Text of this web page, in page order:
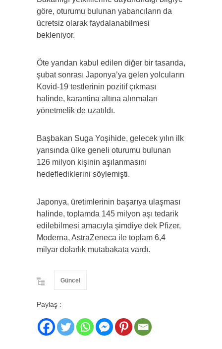
göre, oturumu bulunan yabancıların da
ücretsiz olarak faydalanabilmesi
bekleniyor.
Öte yandan kabul edilen diğer bir tasarıda,
şubat sonrası Japonya’ya gelen yolcuların
Kovid-19 testlerinin pozitif çıkması
halinde, karantina altına alınmaları
yönetmelik de uzatıldı.
Başbakan Suga Yoşihide, gelecek yılın ilk
yarısında ülke geneli oturumu bulunan
126 milyon kişinin aşılanmasını
hedeflediklerini söylemişti.
Japonya, üretimlerinin başarıya ulaşması
halinde, toplamda 145 milyon aşı tedarik
edilebilmesi amacıyla şimdiye dek Pfizer,
Moderna, AstraZeneca ile toplam 6,4
milyar dolarlık mutabakata vardı.
Güncel
Paylaş :